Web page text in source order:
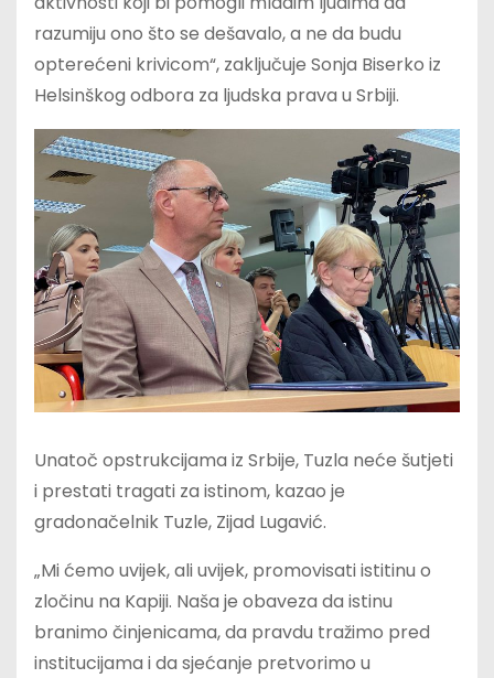
razumiju ono što se dešavalo, a ne da budu
opterećeni krivicom“, zaključuje Sonja Biserko iz
Helsinškog odbora za ljudska prava u Srbiji.
Unatoč opstrukcijama iz Srbije, Tuzla neće šutjeti
i prestati tragati za istinom, kazao je
gradonačelnik Tuzle, Zijad Lugavić.
„Mi ćemo uvijek, ali uvijek, promovisati istitinu o
zločinu na Kapiji. Naša je obaveza da istinu
branimo činjenicama, da pravdu tražimo pred
institucijama i da sjećanje pretvorimo u